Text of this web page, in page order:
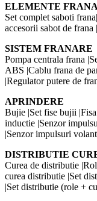
ELEMENTE
Set complet saboti
accesorii sabot de
SISTEM FRANARE
Pompa centrala frana
ABS |Cablu frana de
|Regulator putere de
APRINDERE
Bujie |Set fise bujii
inductie |Senzor
|Senzor impulsuri
DISTRIBUTIE
Curea de distributie
curea distributie |Set
|Set distributie (role +